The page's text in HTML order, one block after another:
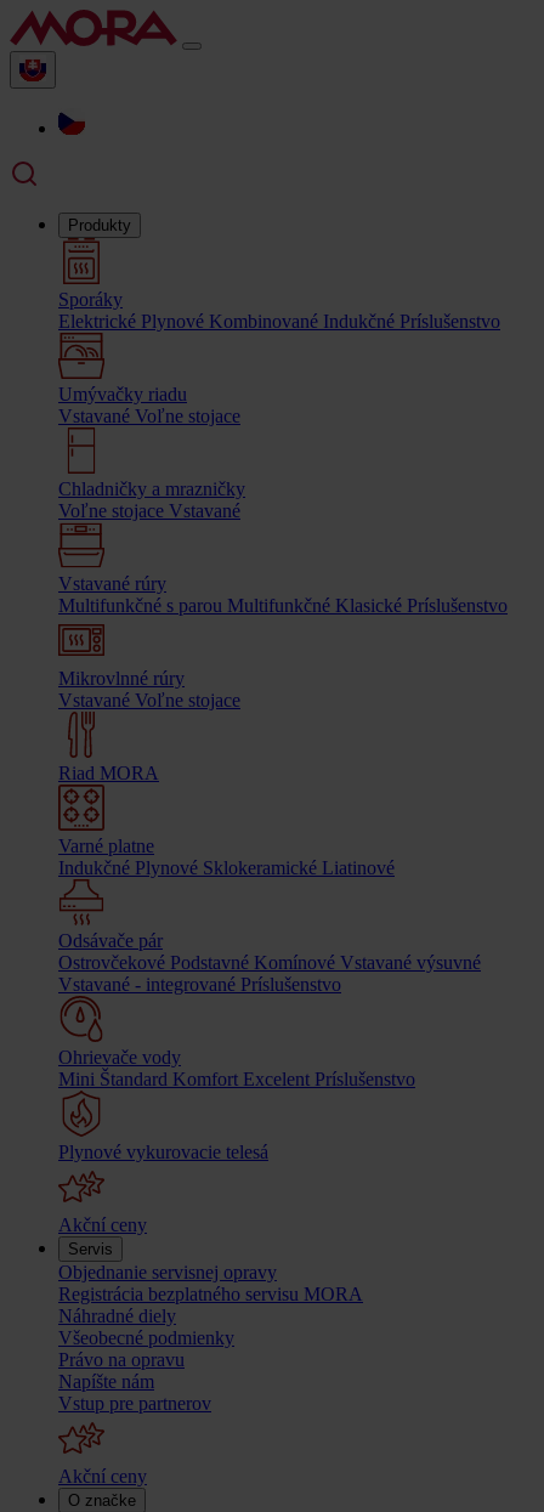
Produkty
Sporáky
Elektrické Plynové Kombinované Indukčné Príslušenstvo
Umývačky riadu
Vstavané Voľne stojace
Chladničky a mrazničky
Voľne stojace Vstavané
Vstavané rúry
Multifunkčné s parou Multifunkčné Klasické Príslušenstvo
Mikrovlnné rúry
Vstavané Voľne stojace
Riad MORA
Varné platne
Indukčné Plynové Sklokeramické Liatinové
Odsávače pár
Ostrovčekové Podstavné Komínové Vstavané výsuvné
Vstavané - integrované Príslušenstvo
Ohrievače vody
Mini Štandard Komfort Excelent Príslušenstvo
Plynové vykurovacie telesá
Akční ceny
Servis
Objednanie servisnej opravy
Registrácia bezplatného servisu MORA
Náhradné diely
Všeobecné podmienky
Právo na opravu
Napíšte nám
Vstup pre partnerov
Akční ceny
O značke